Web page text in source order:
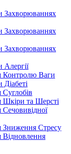
Захворюваннях
Захворюваннях
Захворюваннях
Контролю Ваги
Шкіри та Шерсті
Зниження Стресу